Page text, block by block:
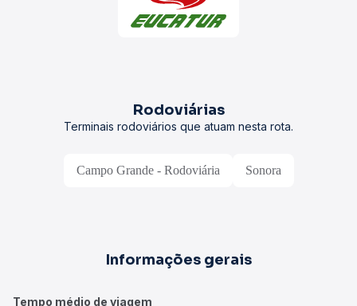
Rodoviárias
Terminais rodoviários que atuam nesta rota.
Campo Grande - Rodoviária Sonora
Informações gerais
Tempo médio de viagem